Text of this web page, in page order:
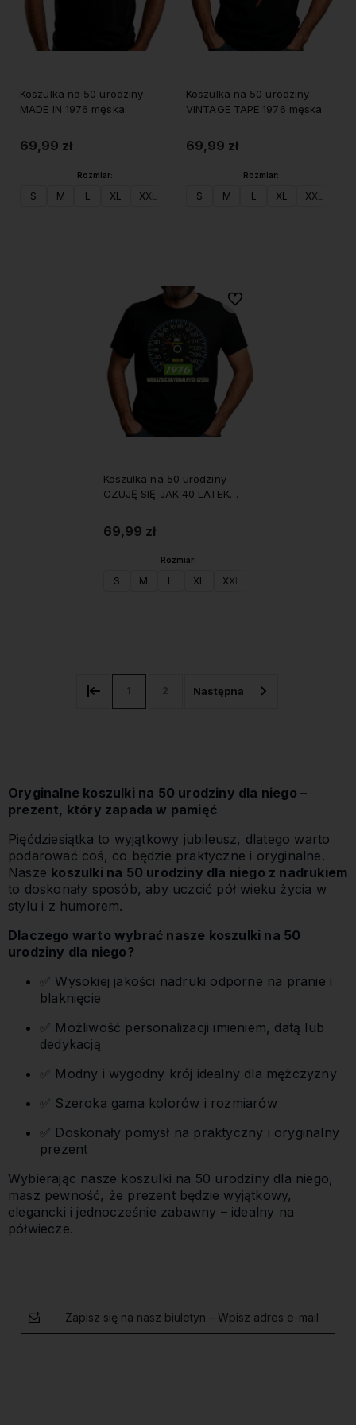
Koszulka na 50 urodziny
MADE IN 1976 męska
69,99 zł
Rozmiar:
S M L XL XXL
Koszulka na 50 urodziny
VINTAGE TAPE 1976 męska
69,99 zł
Rozmiar:
S M L XL XXL
Koszulka na 50 urodziny
CZUJĘ SIĘ JAK 40 LATEK
69,99 zł
Rozmiar:
S M L XL XXL
Do ulubionych
1 2
Oryginalne koszulki na 50 urodziny dla niego –
prezent, który zapada w pamięć
Pięćdziesiątka to wyjątkowy jubileusz, dlatego warto
podarować coś, co będzie praktyczne i oryginalne.
Nasze koszulki na 50 urodziny dla niego z nadrukiem
to doskonały sposób, aby uczcić pół wieku życia w
stylu i z humorem.
Dlaczego warto wybrać nasze koszulki na 50
urodziny dla niego?
✅ Wysokiej jakości nadruki odporne na pranie i
blaknięcie
✅ Możliwość personalizacji imieniem, datą lub
dedykacją
✅ Modny i wygodny krój idealny dla mężczyzny
✅ Szeroka gama kolorów i rozmiarów
✅ Doskonały pomysł na praktyczny i oryginalny
prezent
Wybierając nasze koszulki na 50 urodziny dla niego,
masz pewność, że prezent będzie wyjątkowy,
elegancki i jednocześnie zabawny – idealny na
półwiecze.
Zapisz się na nasz biuletyn – Wpisz adres e-mail